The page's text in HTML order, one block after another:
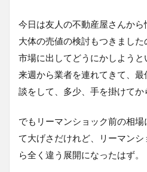
今日は友人の不動産屋さんか
大体の売値の検討もつきまし
市場に出してどうにかしようと
来週から業者を連れてきて、
談をして、多少、手を掛けてか
でもリーマンショック前の相
て大げさだけれど、リーマン
ら全く違う展開になったはず。